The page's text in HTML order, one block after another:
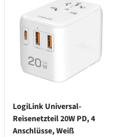
LogiLink Universal-
Reisenetzteil 20W PD, 4
Anschlüsse, Weiß